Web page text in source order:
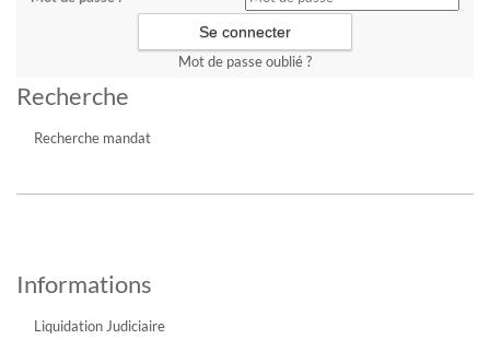
Mot de passe oublié ?
Recherche
Recherche mandat
Informations
Liquidation Judiciaire